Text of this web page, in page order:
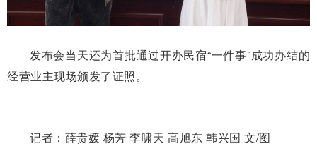
发布会当天还为首批通过开办民宿“一件事”成功办结的
经营业主现场颁发了证照。
记者：薛贵媛 杨芳 李啸天 高旭东 韩兴国 文/图